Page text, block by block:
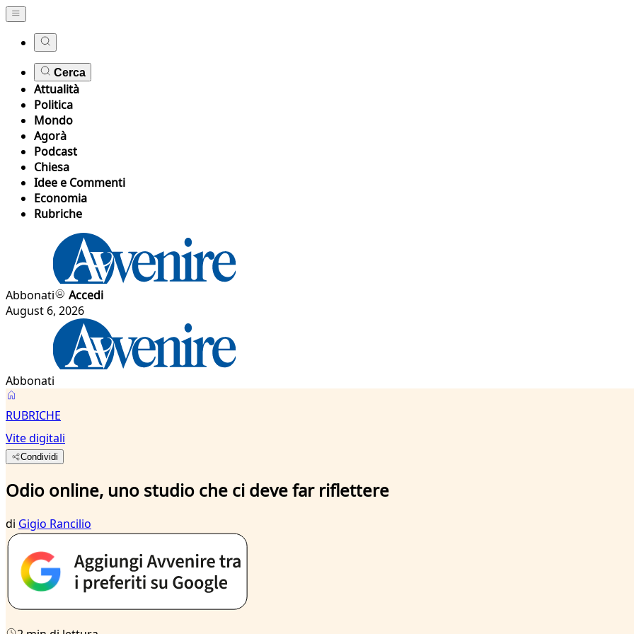
Cerca
Attualità
Politica
Mondo
Agorà
Podcast
Chiesa
Idee e Commenti
Economia
Rubriche
Abbonati
Accedi
August 6, 2026
Abbonati
RUBRICHE
Vite digitali
Condividi
Odio online, uno studio che ci deve far riflettere
di Gigio Rancilio